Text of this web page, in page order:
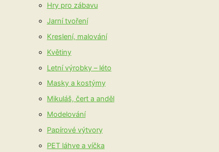
Hry pro zábavu
Jarní tvoření
Kreslení, malování
Květiny
Letní výrobky – léto
Masky a kostýmy
Mikuláš, čert a anděl
Modelování
Papírové výtvory
PET láhve a víčka